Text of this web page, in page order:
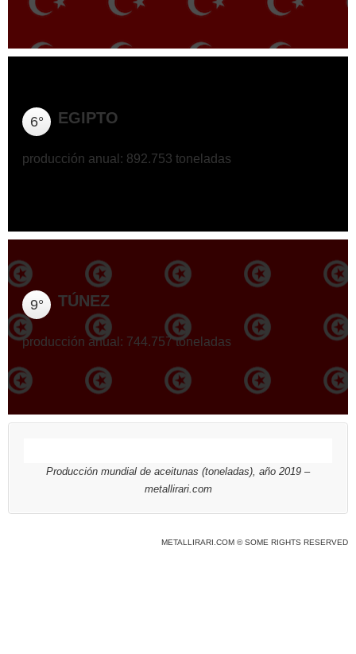
6° EGIPTO
producción anual: 892.753 toneladas
9° TÚNEZ
producción anual: 744.757 toneladas
Producción mundial de aceitunas (toneladas), año 2019 –
metallirari.com
METALLIRARI.COM © SOME RIGHTS RESERVED